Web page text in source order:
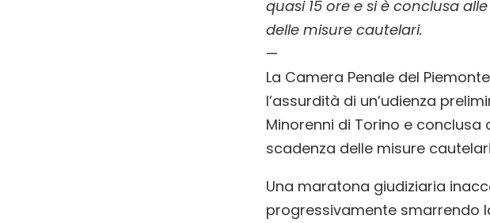
quasi 15 ore e si è conclusa
delle misure cautelari.
—
La Camera Penale del
l’assurdità di un’udienza
Minorenni di Torino e
scadenza delle misure
Una maratona giudiziaria
progressivamente smarrendo